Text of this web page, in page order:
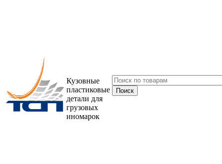
Кузовные
пластиковые
детали для
грузовых
иномарок